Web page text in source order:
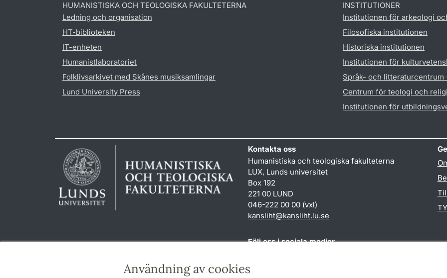
Användning av cookies
HUMANISTISKA OCH TEOLOGISKA FAKULTETERNA
Ledning och organisation
HT-biblioteken
IT-enheten
Humanistlaboratoriet
Folklivsarkivet med Skånes musiksamlingar
Lund University Press
INSTITUTIONER
Institutionen för arkeologi
Filosofiska institutionen
Historiska institutionen
Institutionen för
Språk- och litteraturcentrum
Centrum för teologi och
Institutionen för
Kontakta oss
Humanistiska och teologiska fakulteterna
LUX, Lunds universitet
Box 192
221 00 LUND
046-222 00 00 (vxl)
kansliht@kansliht.lu.se
Följ oss i sociala medier